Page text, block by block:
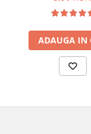
Accesorii Boromir
Dulciurile Feleacul
GlucozaADAUGA IN